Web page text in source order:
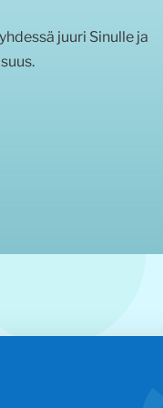
juuri Sinulle ja